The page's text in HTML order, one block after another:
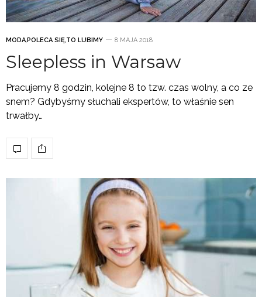
MODA,POLECA SIĘ,TO LUBIMY 8 MAJA 2018
Sleepless in Warsaw
Pracujemy 8 godzin, kolejne 8 to tzw. czas wolny, a co ze
snem? Gdybyśmy słuchali ekspertów, to właśnie sen
trwałby…